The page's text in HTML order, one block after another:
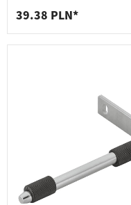
39.38 PLN*